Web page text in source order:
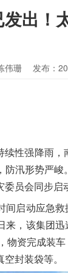
出！
伟珊 发布：
性强降雨
汛形势严
员会同步启
启动应急
，该集团
物资完成装
封装袋等。